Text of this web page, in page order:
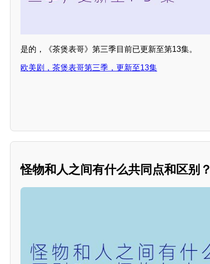
是的，《茶煲表哥》第三季目前已更新至第13集。
欧美剧，茶煲表哥第三季，更新至13集
怪物和人之间有什么共同点和区别？